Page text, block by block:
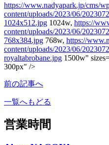
https://www.nadyapark.jp/cms/
content/uploads/2023/06/
1024x512.jpg 1024w, https://
content/uploads/2023/06/
768x384.jpg 768w, https://
content/uploads/2023/06/
royaltabrobane.jpg 1500w"
300px" />
前の記事へ
一覧へもどる
営業時間